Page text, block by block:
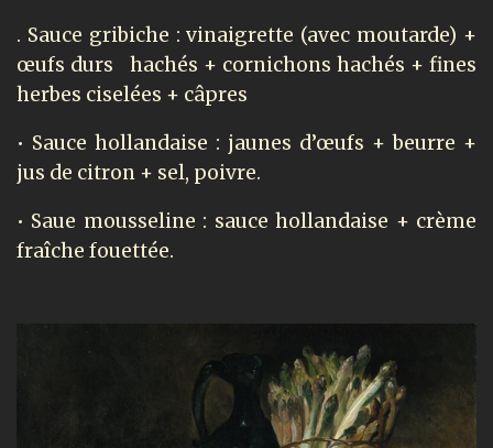
. Sauce gribiche : vinaigrette (avec moutarde) +
œufs durs hachés + cornichons hachés + fines
herbes ciselées + câpres
• Sauce hollandaise : jaunes d’œufs + beurre +
jus de citron + sel, poivre.
• Saue mousseline : sauce hollandaise + crème
fraîche fouettée.